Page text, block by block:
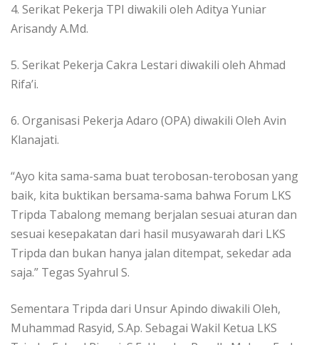
4. Serikat Pekerja TPI diwakili oleh Aditya Yuniar
Arisandy A.Md.
5. Serikat Pekerja Cakra Lestari diwakili oleh Ahmad
Rifa’i.
6. Organisasi Pekerja Adaro (OPA) diwakili Oleh Avin
Klanajati.
“Ayo kita sama-sama buat terobosan-terobosan yang
baik, kita buktikan bersama-sama bahwa Forum LKS
Tripda Tabalong memang berjalan sesuai aturan dan
sesuai kesepakatan dari hasil musyawarah dari LKS
Tripda dan bukan hanya jalan ditempat, sekedar ada
saja.” Tegas Syahrul S.
Sementara Tripda dari Unsur Apindo diwakili Oleh,
Muhammad Rasyid, S.Ap. Sebagai Wakil Ketua LKS